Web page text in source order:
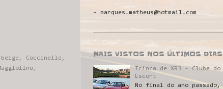
beige, Coccinelle,
,
- marques.matheus@hotmail.com
MAIS VISTOS NOS ÚLTIMOS DIAS
Trinca de XR3 - Clube do
Escort
No final do ano passado,